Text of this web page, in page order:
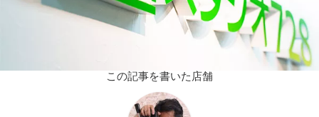
この記事を書いた店舗